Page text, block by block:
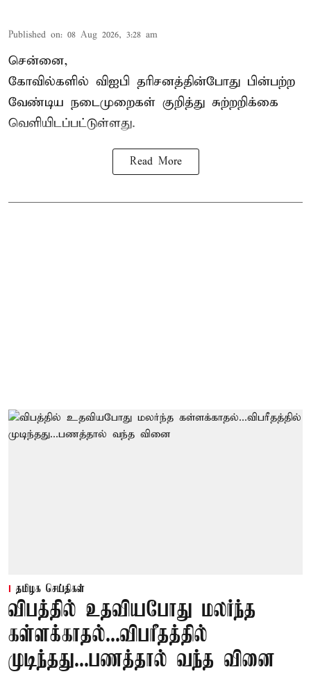
Published on: 08 Aug 2026, 3:28 am
சென்னை,
கோவில்களில் விஐபி தரிசனத்தின்போது பின்பற்ற
வேண்டிய நடைமுறைகள் குறித்து சுற்றறிக்கை
வெளியிடப்பட்டுள்ளது.
Read More
தமிழக செய்திகள்
விபத்தில் உதவியபோது மலர்ந்த
கள்ளக்காதல்...விபரீதத்தில்
முடிந்தது...பணத்தால் வந்த வினை